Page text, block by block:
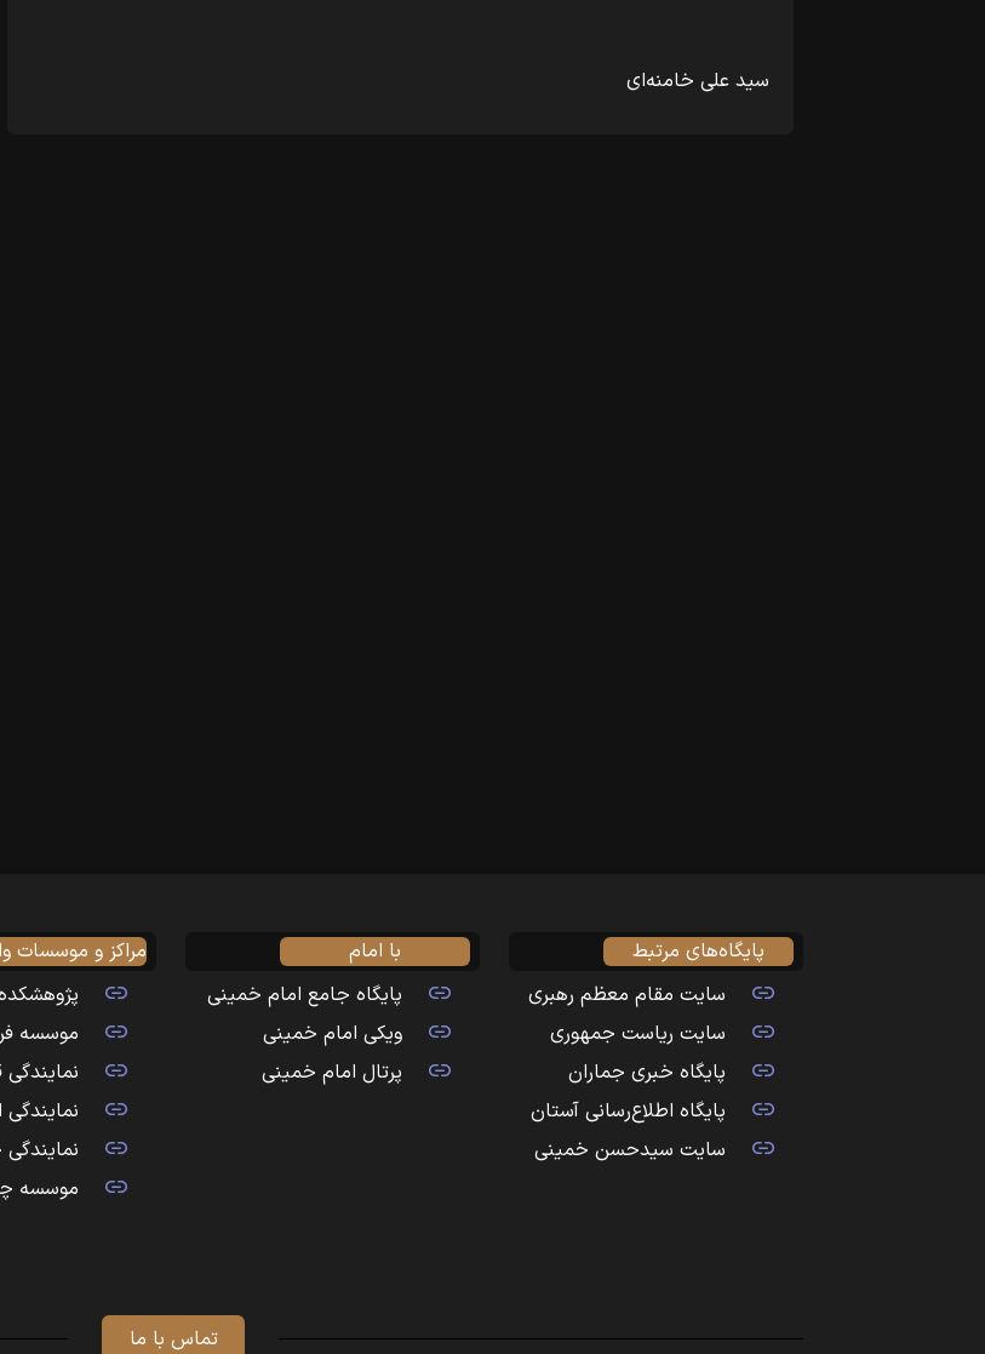
سید علی خامنه‌ای
پایگاه‌های مرتبط
سایت مقام معظم رهبری
سایت ریاست جمهوری
پایگاه خبری جماران
پایگاه اطلاع‌رسانی آستان
سایت سیدحسن خمینی
با امام
پایگاه جامع امام خمینی
ویکی امام خمینی
پرتال امام خمینی
مراکز و موسسات
موسسه
موسسه
تماس با ما